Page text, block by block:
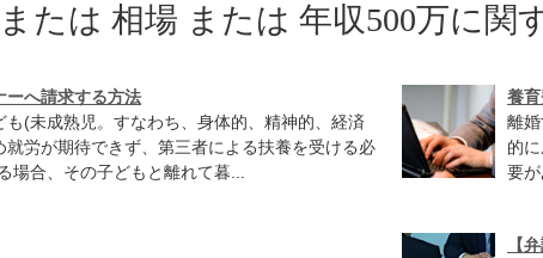
たは 相場 または 年収500万に関
ーへ請求する方法
(未成熟児。すなわち、身体的、精神的、経済
労が期待できず、第三者による扶養を受ける必
場合、その子どもと離れて暮...
養
離
的
要
【